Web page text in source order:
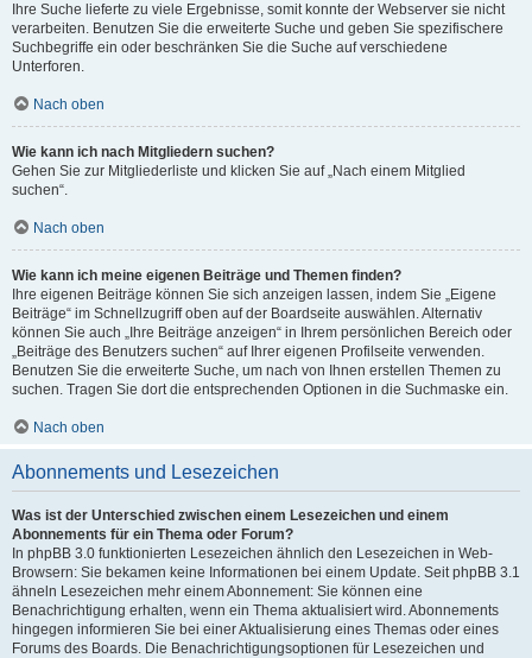
Ihre Suche lieferte zu viele Ergebnisse, somit konnte der Webserver sie nicht
verarbeiten. Benutzen Sie die erweiterte Suche und geben Sie spezifischere
Suchbegriffe ein oder beschränken Sie die Suche auf verschiedene
Unterforen.
Nach oben
Wie kann ich nach Mitgliedern suchen?
Gehen Sie zur Mitgliederliste und klicken Sie auf „Nach einem Mitglied
suchen“.
Nach oben
Wie kann ich meine eigenen Beiträge und Themen finden?
Ihre eigenen Beiträge können Sie sich anzeigen lassen, indem Sie „Eigene
Beiträge“ im Schnellzugriff oben auf der Boardseite auswählen. Alternativ
können Sie auch „Ihre Beiträge anzeigen“ in Ihrem persönlichen Bereich oder
„Beiträge des Benutzers suchen“ auf Ihrer eigenen Profilseite verwenden.
Benutzen Sie die erweiterte Suche, um nach von Ihnen erstellen Themen zu
suchen. Tragen Sie dort die entsprechenden Optionen in die Suchmaske ein.
Nach oben
Abonnements und Lesezeichen
Was ist der Unterschied zwischen einem Lesezeichen und einem
Abonnements für ein Thema oder Forum?
In phpBB 3.0 funktionierten Lesezeichen ähnlich den Lesezeichen in Web-
Browsern: Sie bekamen keine Informationen bei einem Update. Seit phpBB 3.1
ähneln Lesezeichen mehr einem Abonnement: Sie können eine
Benachrichtigung erhalten, wenn ein Thema aktualisiert wird. Abonnements
hingegen informieren Sie bei einer Aktualisierung eines Themas oder eines
Forums des Boards. Die Benachrichtigungsoptionen für Lesezeichen und